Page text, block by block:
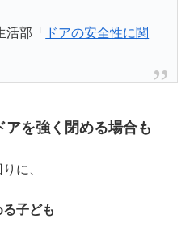
部「
ドアの安全性に関
を強く閉める場合も
に、
子ども